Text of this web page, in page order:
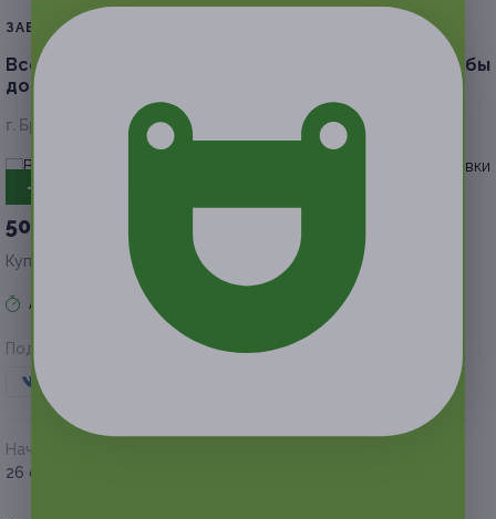
ЗАВЕРШЁННАЯ АКЦИЯ
Всё меню с самовывозом или доставкой от службы
доставки «Мама Азия»
г. Брянск, пр. Федюнинского, д. 16
- 50%
50 руб.
Купон на скидку 50%
Акция завершена
Поделиться с друзьями
Начало действия
26 февраля 2021 г.